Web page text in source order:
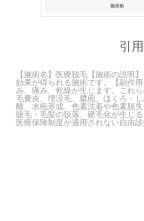
引用
【施術名】医療脱毛【施術の説明
効果が得られる施術です。【副作
み、痛み、乾燥が生じます。これ
毛嚢炎、埋没毛、膿疱、ほくろ・
離、水疱形成、色素沈着や色素脱
睫毛・毛髪の脱落、硬毛化が生じ
医療保険制度が適用されない自由診